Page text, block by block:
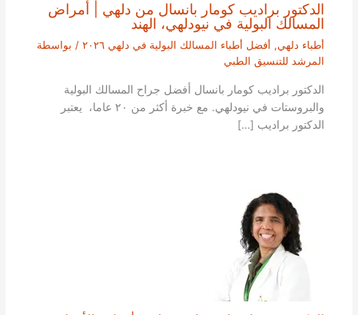
الدكتور براديب كومار بانسال من دلهي | أمراض
المسالك البولية في نيودلهي، الهند
أطباء دلهي, أفضل أطباء المسالك البولية في دلهي ٢٠٢٦
/ بواسطة
المرشد للتنسيق الطبي
الدكتور براديب كومار بانسال أفضل جراح المسالك البولية
والبروستات في نيودلهي. مع خبرة أكثر من ٢٠ عاما، يعتبر
الدكتور براديب […]